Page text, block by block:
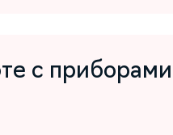
с приборами